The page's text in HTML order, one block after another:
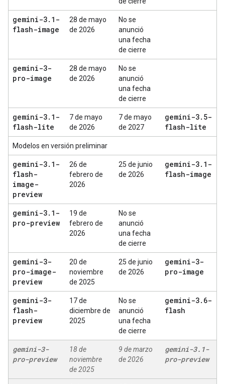
gemini-3. 1-
flash-image
28 de mayo
de 2026
No se
anunció
una fecha
de cierre
gemini-3-
pro-image
28 de mayo
de 2026
No se
anunció
una fecha
de cierre
gemini-3. 1-
flash-lite
7 de mayo
de 2026
7 de mayo
de 2027
gemini-3. 5-
flash-lite
Modelos en versión preliminar
gemini-3. 1-
flash-
image-
preview
26 de
febrero de
2026
25 de junio
de 2026
gemini-3. 1-
flash-image
gemini-3. 1-
pro-preview
19 de
febrero de
2026
No se
anunció
una fecha
de cierre
gemini-3-
pro-image-
preview
20 de
noviembre
de 2025
25 de junio
de 2026
gemini-3-
pro-image
gemini-3-
flash-
preview
17 de
diciembre de
2025
No se
anunció
una fecha
de cierre
gemini-3. 6-
flash
gemini-3-
pro-preview
18 de
noviembre
de 2025
9 de marzo
de 2026
gemini-3. 1-
pro-preview